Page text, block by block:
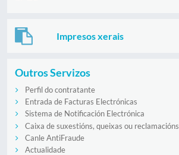
Impresos xerais
Outros Servizos
Perfil do contratante
Entrada de Facturas Electrónicas
Sistema de Notificación Electrónica
Caixa de suxestións, queixas ou reclamacións
Canle AntiFraude
Actualidade